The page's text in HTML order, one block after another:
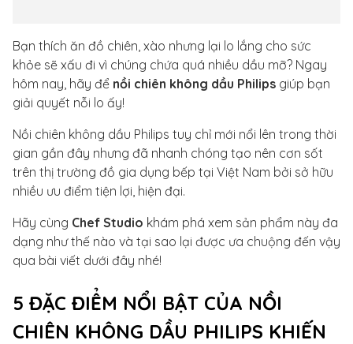
Bạn thích ăn đồ chiên, xào nhưng lại lo lắng cho sức
khỏe sẽ xấu đi vì chúng chứa quá nhiều dầu mỡ? Ngay
hôm nay, hãy để nồi chiên không dầu Philips giúp bạn
giải quyết nỗi lo ấy!
Nồi chiên không dầu Philips tuy chỉ mới nổi lên trong thời
gian gần đây nhưng đã nhanh chóng tạo nên cơn sốt
trên thị trường đồ gia dụng bếp tại Việt Nam bởi sở hữu
nhiều ưu điểm tiện lợi, hiện đại.
Hãy cùng Chef Studio khám phá xem sản phẩm này đa
dạng như thế nào và tại sao lại được ưa chuộng đến vậy
qua bài viết dưới đây nhé!
5 ĐẶC ĐIỂM NỔI BẬT CỦA NỒI
CHIÊN KHÔNG DẦU PHILIPS KHIẾN